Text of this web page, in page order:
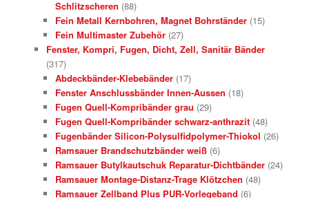
Schlitzscheren (88)
Fein Metall Kernbohren, Magnet Bohrständer (15)
Fein Multimaster Zubehör (27)
Fenster, Kompri, Fugen, Dicht, Zell, Sanitär Bänder
(317)
Abdeckbänder-Klebebänder (17)
Fenster Anschlussbänder Innen-Aussen (18)
Fugen Quell-Kompribänder grau (29)
Fugen Quell-Kompribänder schwarz-anthrazit (48)
Fugenbänder Silicon-Polysulfidpolymer-Thiokol (26)
Ramsauer Brandschutzbänder weiß (6)
Ramsauer Butylkautschuk Reparatur-Dichtbänder (24)
Ramsauer Montage-Distanz-Trage Klötzchen (48)
Ramsauer Zellband Plus PUR-Vorlegeband (6)